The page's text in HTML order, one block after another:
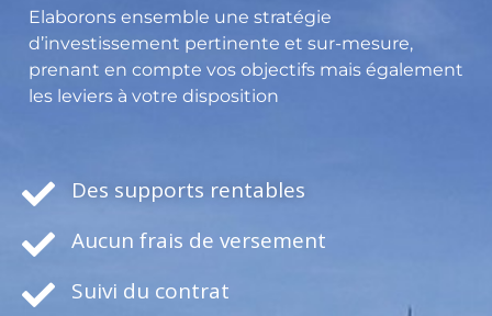
Elaborons ensemble une stratégie
d’investissement pertinente et sur-mesure,
prenant en compte vos objectifs mais également
les leviers à votre disposition
Des supports rentables
Aucun frais de versement
Suivi du contrat